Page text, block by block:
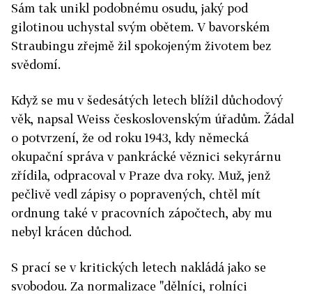
Sám tak unikl podobnému osudu, jaký pod
gilotinou uchystal svým obětem. V bavorském
Straubingu zřejmě žil spokojeným životem bez
svědomí.
Když se mu v šedesátých letech blížil důchodový
věk, napsal Weiss československým úřadům. Žádal
o potvrzení, že od roku 1943, kdy německá
okupační správa v pankrácké věznici sekyrárnu
zřídila, odpracoval v Praze dva roky. Muž, jenž
pečlivě vedl zápisy o popravených, chtěl mít
ordnung také v pracovních zápočtech, aby mu
nebyl krácen důchod.
S prací se v kritických letech nakládá jako se
svobodou. Za normalizace "dělníci, rolníci